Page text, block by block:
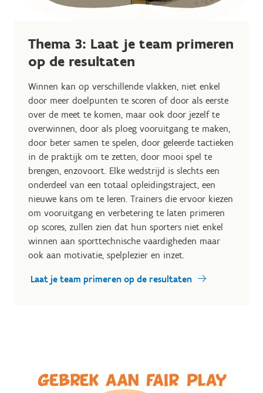
Thema 3: Laat je team primeren
op de resultaten
Winnen kan op verschillende vlakken, niet enkel
door meer doelpunten te scoren of door als eerste
over de meet te komen, maar ook door jezelf te
overwinnen, door als ploeg vooruitgang te maken,
door beter samen te spelen, door geleerde tactieken
in de praktijk om te zetten, door mooi spel te
brengen, enzovoort. Elke wedstrijd is slechts een
onderdeel van een totaal opleidingstraject, een
nieuwe kans om te leren. Trainers die ervoor kiezen
om vooruitgang en verbetering te laten primeren
op scores, zullen zien dat hun sporters niet enkel
winnen aan sporttechnische vaardigheden maar
ook aan motivatie, spelplezier en inzet.
Laat je team primeren op de resultaten